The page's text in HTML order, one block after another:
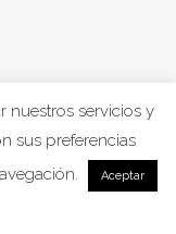
nuestros servicios y
sus preferencias
Aceptar